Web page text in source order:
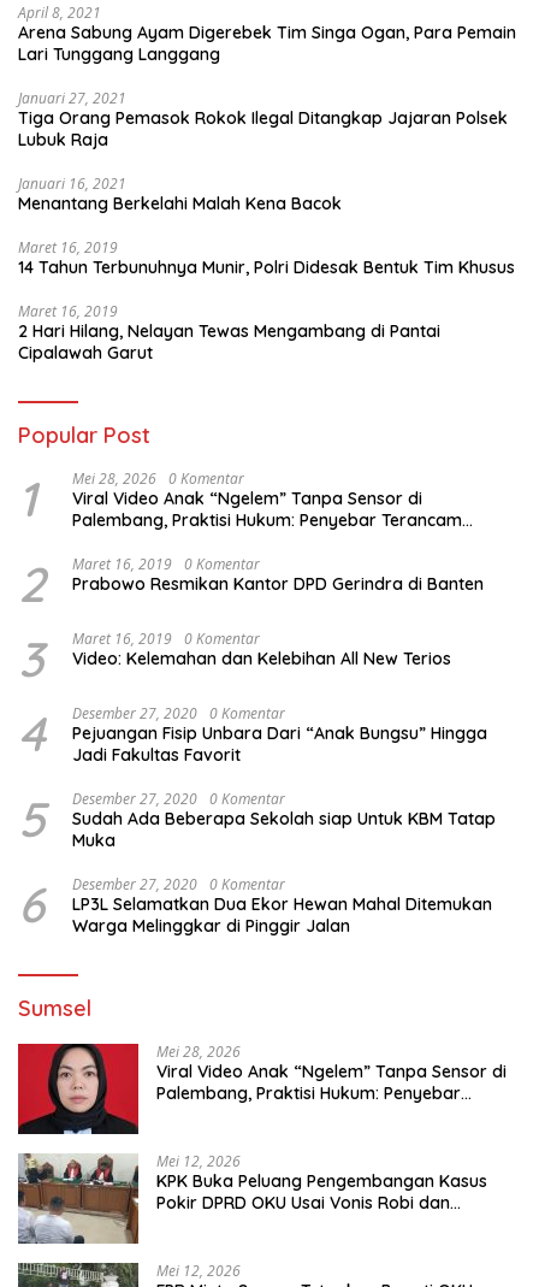
April 8, 2021
Arena Sabung Ayam Digerebek Tim Singa Ogan, Para Pemain
Lari Tunggang Langgang
Januari 27, 2021
Tiga Orang Pemasok Rokok Ilegal Ditangkap Jajaran Polsek
Lubuk Raja
Januari 16, 2021
Menantang Berkelahi Malah Kena Bacok
Maret 16, 2019
14 Tahun Terbunuhnya Munir, Polri Didesak Bentuk Tim Khusus
Maret 16, 2019
2 Hari Hilang, Nelayan Tewas Mengambang di Pantai
Cipalawah Garut
Popular Post
1 Mei 28, 2026 0 Komentar
Viral Video Anak “Ngelem” Tanpa Sensor di
Palembang, Praktisi Hukum: Penyebar Terancam
2 Maret 16, 2019 0 Komentar
Prabowo Resmikan Kantor DPD Gerindra di Banten
3 Maret 16, 2019 0 Komentar
Video: Kelemahan dan Kelebihan All New Terios
4 Desember 27, 2020 0 Komentar
Pejuangan Fisip Unbara Dari “Anak Bungsu” Hingga
Jadi Fakultas Favorit
5 Desember 27, 2020 0 Komentar
Sudah Ada Beberapa Sekolah siap Untuk KBM Tatap
Muka
6 Desember 27, 2020 0 Komentar
LP3L Selamatkan Dua Ekor Hewan Mahal Ditemukan
Warga Melinggkar di Pinggir Jalan
Sumsel
Mei 28, 2026
Viral Video Anak “Ngelem” Tanpa Sensor di
Palembang, Praktisi Hukum: Penyebar
Mei 12, 2026
KPK Buka Peluang Pengembangan Kasus
Pokir DPRD OKU Usai Vonis Robi dan
Mei 12, 2026